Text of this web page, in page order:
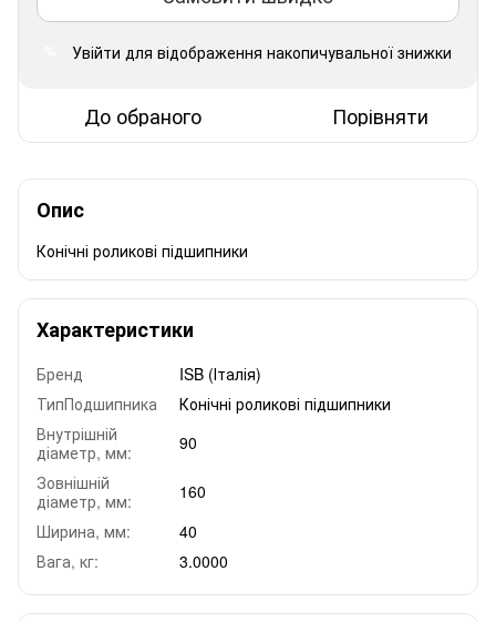
Увійти для відображення накопичувальної знижки
До обраного Порівняти
Опис
Конічні роликові підшипники
Характеристики
Бренд
ISB (Італія)
ТипПодшипника
Конічні роликові підшипники
Внутрішній
діаметр, мм:
90
Зовнішній
діаметр, мм:
160
Ширина, мм:
40
Вага, кг:
3.0000